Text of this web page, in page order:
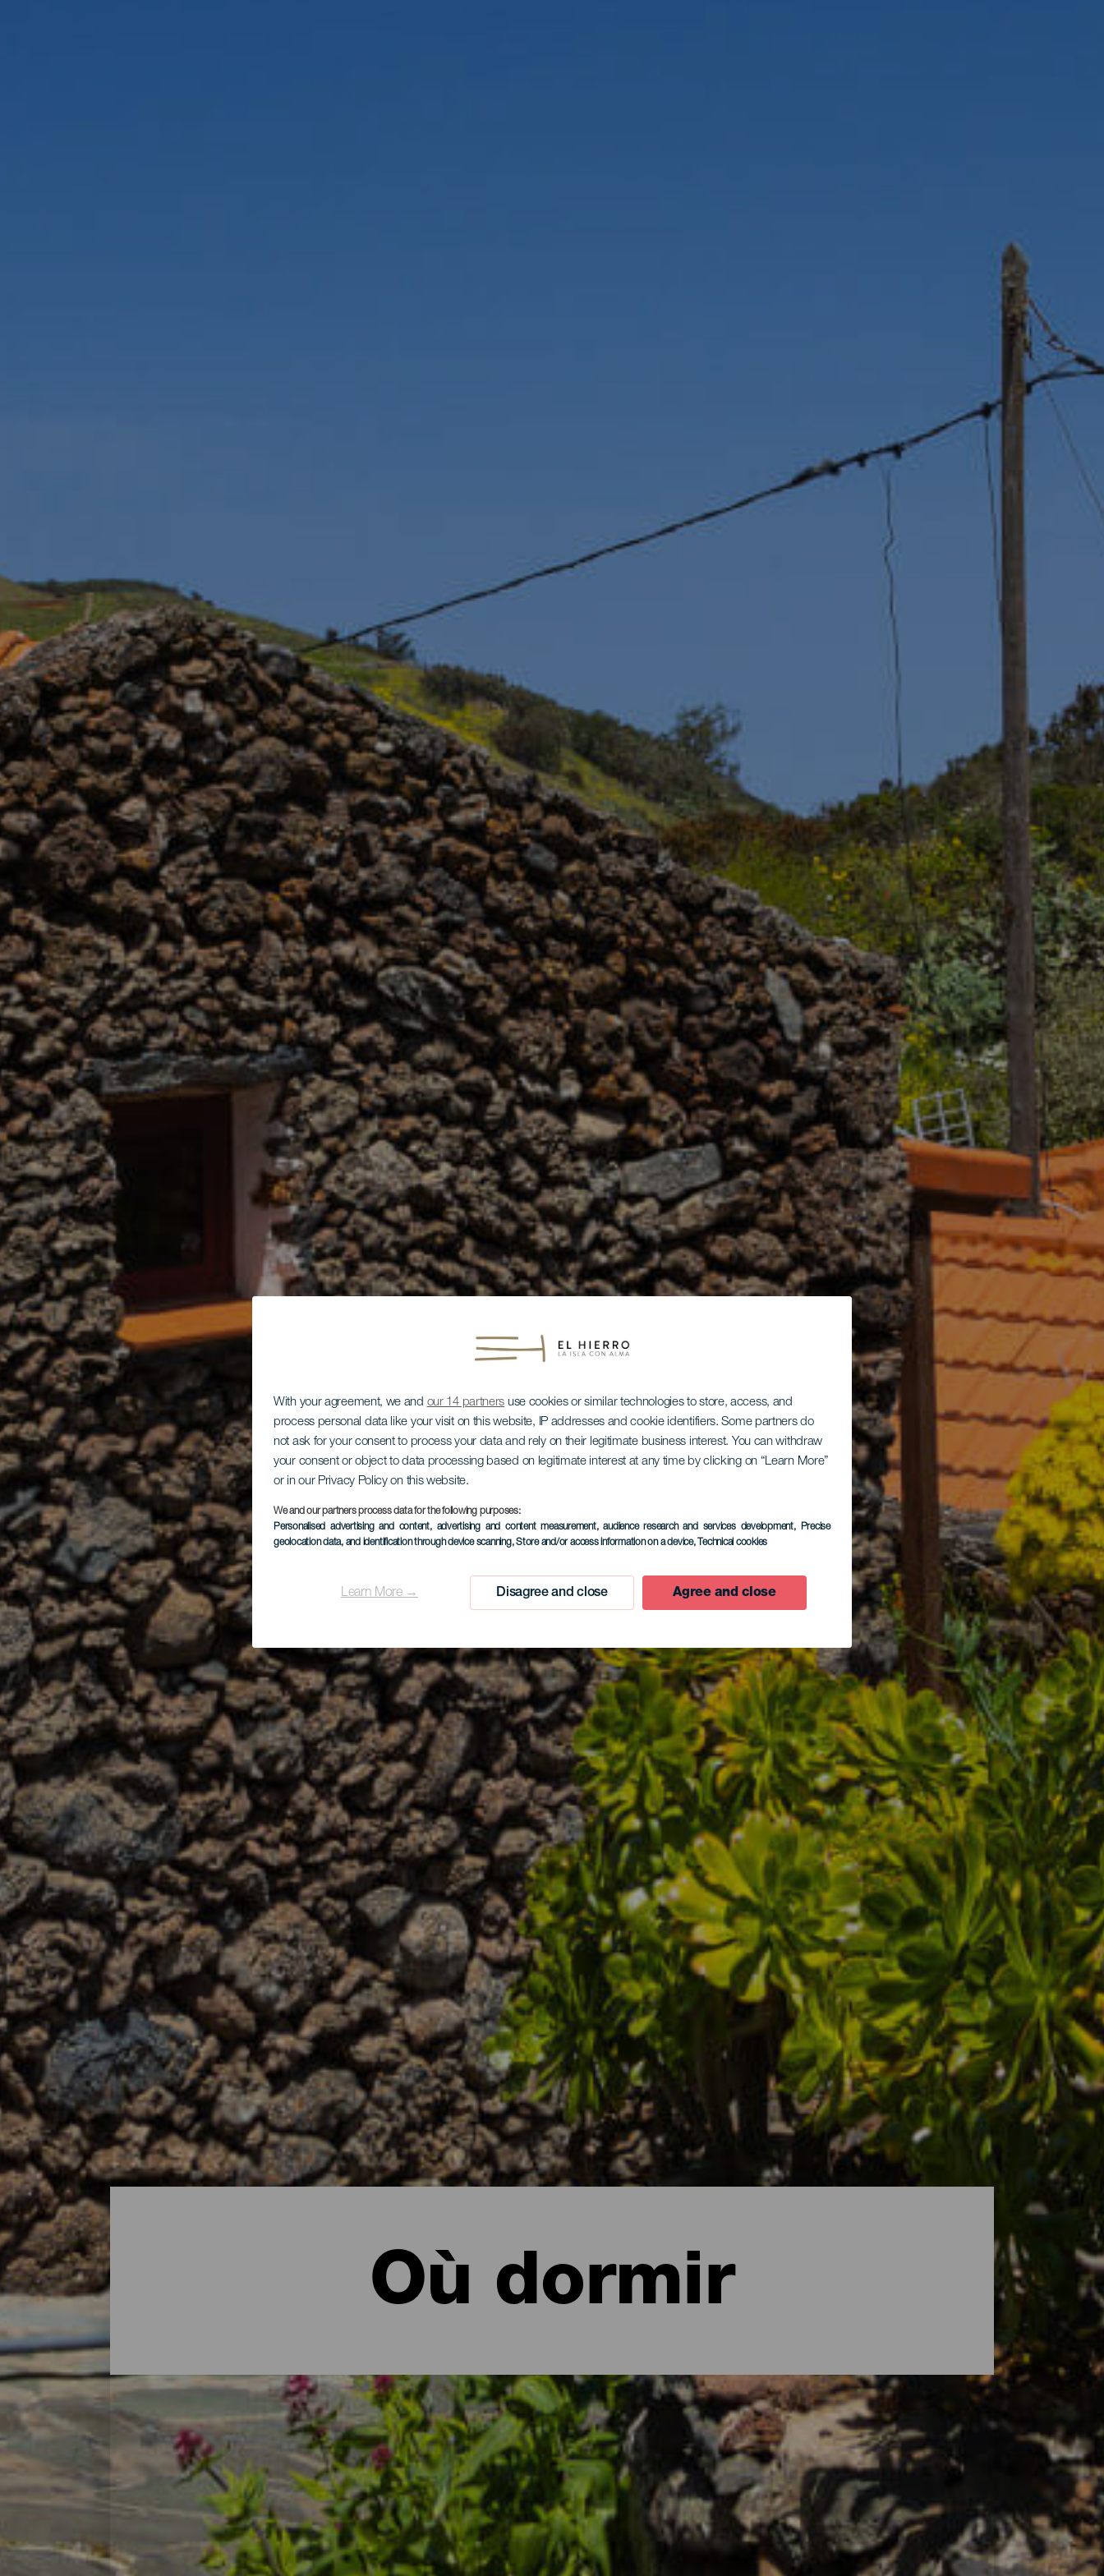
With your agreement, we and our 14 partners use cookies or similar technologies to store, access, and
process personal data like your visit on this website, IP addresses and cookie identifiers. Some partners do
not ask for your consent to process your data and rely on their legitimate business interest. You can withdraw
your consent or object to data processing based on legitimate interest at any time by clicking on “Learn More”
or in our Privacy Policy on this website.
We and our partners process data for the following purposes:
Personalised advertising and content, advertising and content measurement, audience research and services development, Precise
geolocation data, and identification through device scanning, Store and/or access information on a device, Technical cookies
Learn More → Disagree and close Agree and close
Où dormir
Les hôtels, maisons rurales et appartements d'El Hierro
Après avoir passé la journée à explorer la nature volcanique et la gastronomie de l’île, l’heure est venue de profiter d’un repos réparateur. L’offre
d’hébergement à El Hierro s’adapte aux besoins de chaque voyageur à travers des complexes touristiques proposant tout le nécessaire. Des petits
hôtels parfaits pour vivre d’amour et de calme aux appartements vous permettant de vivre à votre façon, en passant par les maisons rurales nichées